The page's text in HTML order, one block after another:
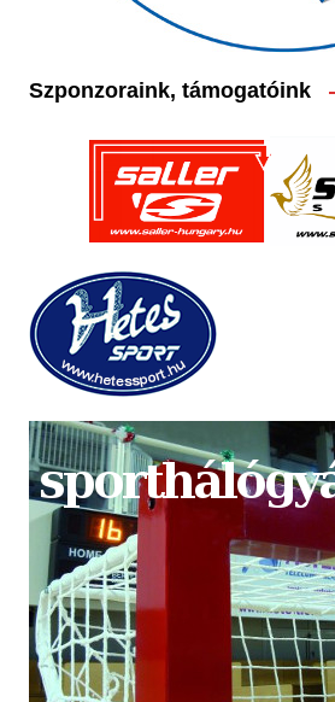
Szponzoraink, támogatóink